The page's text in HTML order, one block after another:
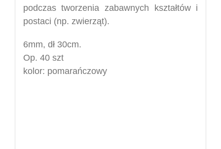
podczas tworzenia zabawnych kształtów i
postaci (np. zwierząt).
6mm, dł 30cm.
Op. 40 szt
kolor: pomarańczowy